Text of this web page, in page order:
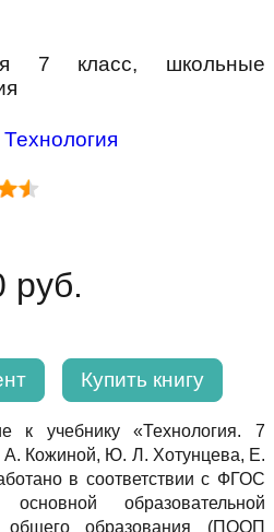
7 класс, школьные
Технология
руб.
Купить книгу
к учебнику «Технология. 7
А. Кожиной, Ю. Л. Хотунцева, Е.
в соответствии с ФГОС
образовательной
общего образования (ПООП